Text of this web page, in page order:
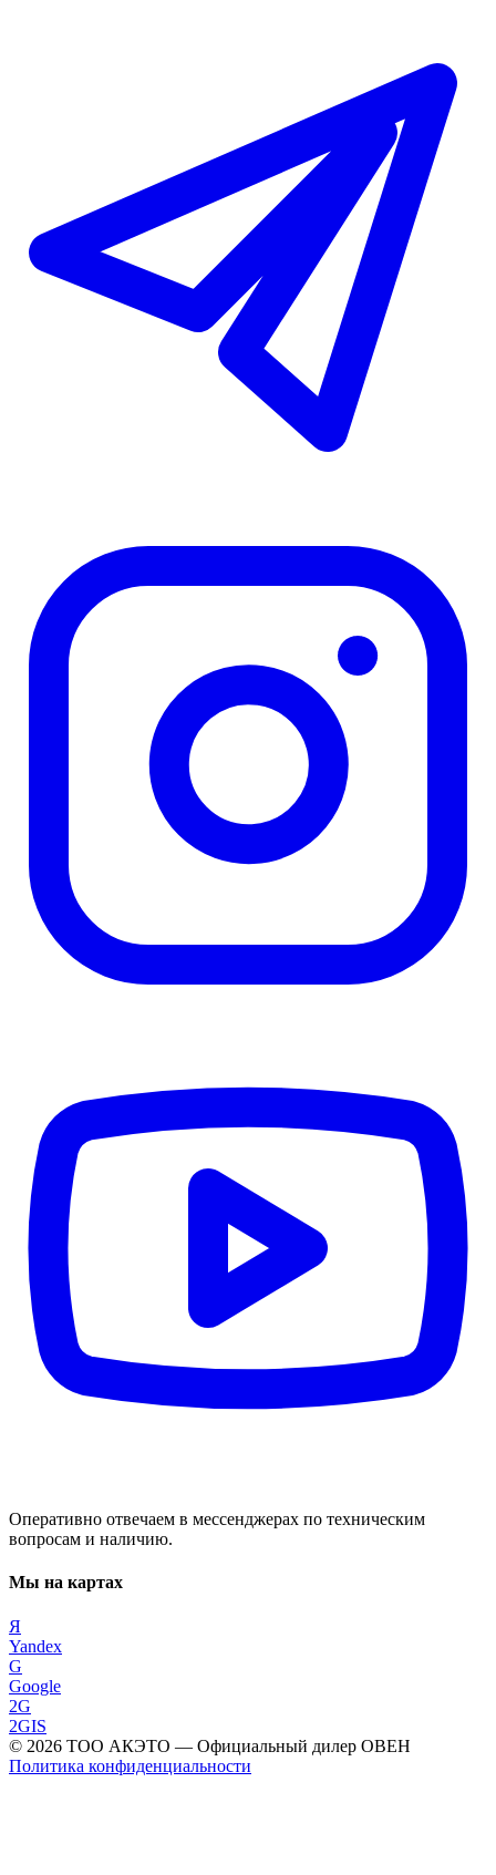
Оперативно отвечаем в мессенджерах по техническим
вопросам и наличию.
Мы на картах
Я
Yandex
G
Google
2G
2GIS
© 2026 ТОО АКЭТО — Официальный дилер ОВЕН
Политика конфиденциальности